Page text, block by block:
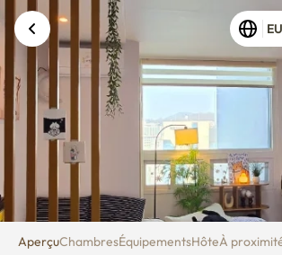
[3 mins on foot to
AperçuChambresÉquipementsHôteÀ
Une erreur inconnue est survenue.
réessayer.